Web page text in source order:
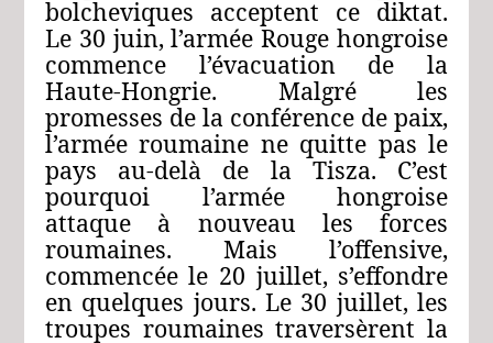
bolcheviques acceptent ce diktat.
Le 30 juin, l’armée Rouge hongroise
commence l’évacuation de la
Haute-Hongrie. Malgré les
promesses de la conférence de paix,
l’armée roumaine ne quitte pas le
pays au-delà de la Tisza. C’est
pourquoi l’armée hongroise
attaque à nouveau les forces
roumaines. Mais l’offensive,
commencée le 20 juillet, s’effondre
en quelques jours. Le 30 juillet, les
troupes roumaines traversèrent la